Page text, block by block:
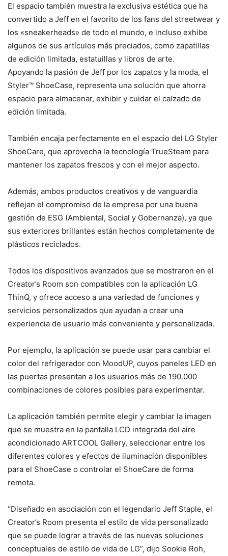
El espacio también muestra la exclusiva estética que ha
convertido a Jeff en el favorito de los fans del streetwear y
los «sneakerheads» de todo el mundo, e incluso exhibe
algunos de sus artículos más preciados, como zapatillas
de edición limitada, estatuillas y libros de arte.
Apoyando la pasión de Jeff por los zapatos y la moda, el
Styler™ ShoeCase, representa una solución que ahorra
espacio para almacenar, exhibir y cuidar el calzado de
edición limitada.
También encaja perfectamente en el espacio del LG Styler
ShoeCare, que aprovecha la tecnología TrueSteam para
mantener los zapatos frescos y con el mejor aspecto.
Además, ambos productos creativos y de vanguardia
reflejan el compromiso de la empresa por una buena
gestión de ESG (Ambiental, Social y Gobernanza), ya que
sus exteriores brillantes están hechos completamente de
plásticos reciclados.
Todos los dispositivos avanzados que se mostraron en el
Creator’s Room son compatibles con la aplicación LG
ThinQ, y ofrece acceso a una variedad de funciones y
servicios personalizados que ayudan a crear una
experiencia de usuario más conveniente y personalizada.
Por ejemplo, la aplicación se puede usar para cambiar el
color del refrigerador con MoodUP, cuyos paneles LED en
las puertas presentan a los usuarios más de 190.000
combinaciones de colores posibles para experimentar.
La aplicación también permite elegir y cambiar la imagen
que se muestra en la pantalla LCD integrada del aire
acondicionado ARTCOOL Gallery, seleccionar entre los
diferentes colores y efectos de iluminación disponibles
para el ShoeCase o controlar el ShoeCare de forma
remota.
“Diseñado en asociación con el legendario Jeff Staple, el
Creator’s Room presenta el estilo de vida personalizado
que se puede lograr a través de las nuevas soluciones
conceptuales de estilo de vida de LG”, dijo Sookie Roh,